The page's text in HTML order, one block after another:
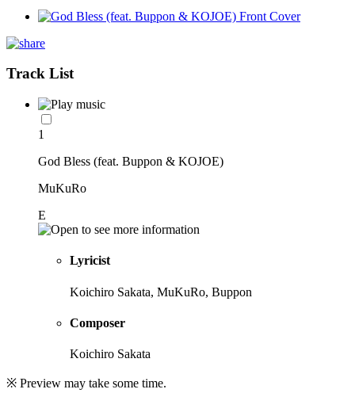
Track List
1
God Bless (feat. Buppon & KOJOE)
MuKuRo
E
Lyricist
Koichiro Sakata, MuKuRo, Buppon
Composer
Koichiro Sakata
※ Preview may take some time.